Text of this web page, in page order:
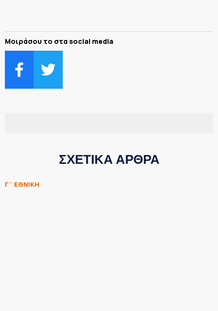
Μοιράσου το στα social media
ΣΧΕΤΙΚΑ ΑΡΘΡΑ
Γ΄ ΕΘΝΙΚΗ